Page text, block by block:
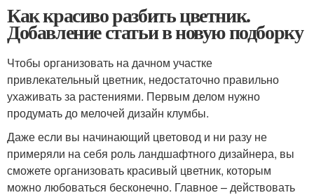
Как красиво разбить цветник.
Добавление статьи в новую подборку
Чтобы организовать на дачном участке
привлекательный цветник, недостаточно правильно
ухаживать за растениями. Первым делом нужно
продумать до мелочей дизайн клумбы.
Даже если вы начинающий цветовод и ни разу не
примеряли на себя роль ландшафтного дизайнера, вы
сможете организовать красивый цветник, которым
можно любоваться бесконечно. Главное – действовать